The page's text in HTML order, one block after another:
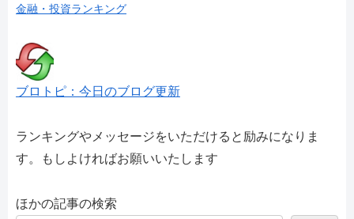
金融・投資ランキング
ブロトピ：今日のブログ更新
ランキングやメッセージをいただけると励みになりま
す。もしよければお願いいたします
ほかの記事の検索